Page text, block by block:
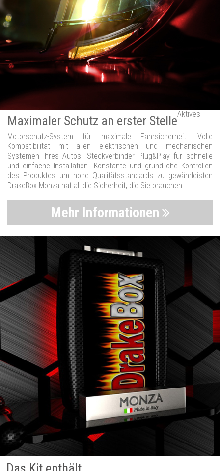
Maximaler Schutz an erster StelleAktives
Motorschutz-System für maximale Fahrsicherheit. Volle
Kompatibilität mit allen elektrischen und mechanischen
Systemen Ihres Autos. Steckverbinder Plug&Play für schnelle
und einfache Installation. Konstante und gründliche Kontrollen
des Produktes um hohe Qualitätsstandards zu gewährleisten
DrakeBox Monza hat all die Sicherheit, die Sie brauchen.
Mehr Informationen
Das Kit enthält